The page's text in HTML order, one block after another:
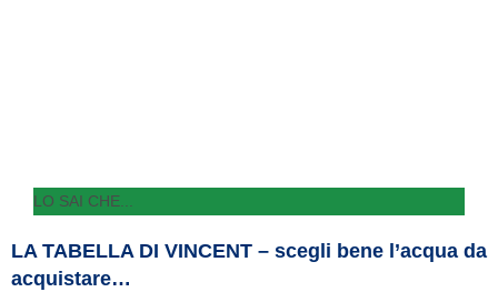
LO SAI CHE...
LA TABELLA DI VINCENT – scegli bene l’acqua da
acquistare…